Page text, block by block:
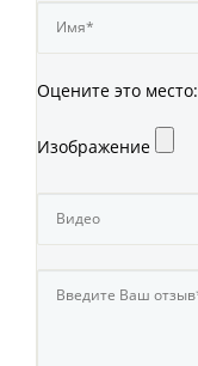
Оцените это место:
Изображение